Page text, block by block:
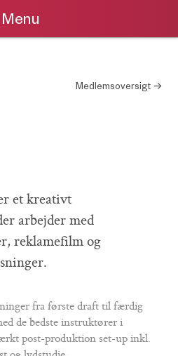
Medlemsoversigt →
et kreativt
arbejder med
reklamefilm og
fra første draft til færdig
de bedste instruktører i
post-produktion set-up inkl.
Menu